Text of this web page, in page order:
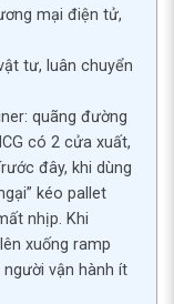
mại điện tử,
tư, luân chuyển
quãng đường
có 2 cửa xuất,
đây, khi dùng
kéo pallet
nhịp. Khi
xuống ramp
vận hành ít